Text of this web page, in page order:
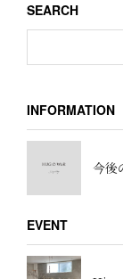
SEARCH
INFORMATION
今後
EVENT